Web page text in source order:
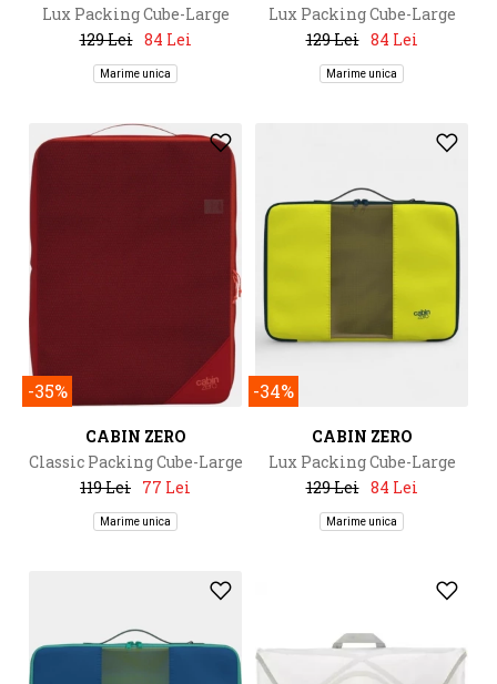
Lux Packing Cube-Large
129 Lei 84 Lei
Marime unica
Lux Packing Cube-Large
129 Lei 84 Lei
Marime unica
-35%
CABIN ZERO
Classic Packing Cube-Large
119 Lei 77 Lei
Marime unica
-34%
CABIN ZERO
Lux Packing Cube-Large
129 Lei 84 Lei
Marime unica